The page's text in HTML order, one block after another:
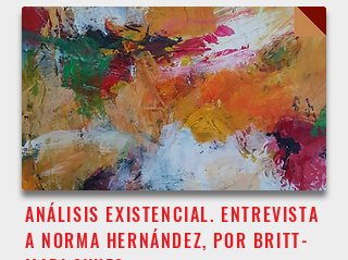
ANÁLISIS EXISTENCIAL. ENTREVISTA
A NORMA HERNÁNDEZ, POR BRITT-